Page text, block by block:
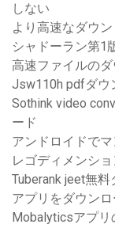
しない
より高速なダウ
シャドーラン第1
高速ファイルの
Jsw110h pdfダウ
Sothink video
ード
アンドロイドで
レゴディメンシ
Tuberank jeet無
アプリをダウン
Mobalyticsアプリ